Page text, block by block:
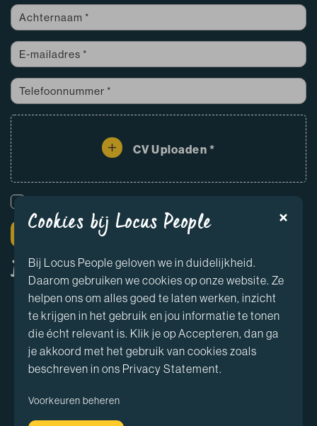
CV Uploaden *
Ik ga reageren, wat nu?
Beoordeling van sollicitatie
Eén van onze consultants gaat je CV beoordelen
en zal je hierover terugkoppeling geven
Cookies bij Locus People
Bij Locus People geloven we in duidelijkheid.
Daarom gebruiken we cookies op onze website. Ze
helpen ons om alles goed te laten werken, inzicht
te krijgen in het gebruik en jou informatie te tonen
die écht relevant is. Klik je op Accepteren, dan ga
je akkoord met het gebruik van cookies zoals
beschreven in ons Privacy Statement.
Voorkeuren beheren